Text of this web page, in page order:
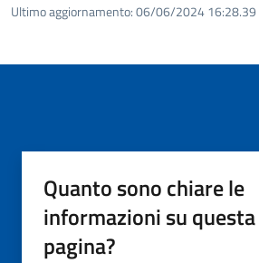
Ultimo aggiornamento:06/06/2024 16:28.39
Quanto sono chiare le
informazioni su questa
pagina?